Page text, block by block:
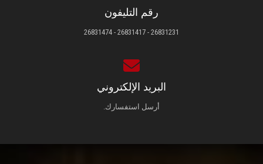
رقم التليفون
26831231 - 26831417 - 26831474
البريد الإلكتروني
أرسل استفسارك.